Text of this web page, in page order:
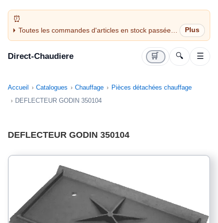
Toutes les commandes d'articles en stock passées
avant 14H sont expédiées le jour même (jours
Direct-Chaudiere 🛒 🔍 ☰
Accueil Catalogues Chauffage
Pièces détachées chauffage
DEFLECTEUR GODIN 350104
DEFLECTEUR GODIN 350104